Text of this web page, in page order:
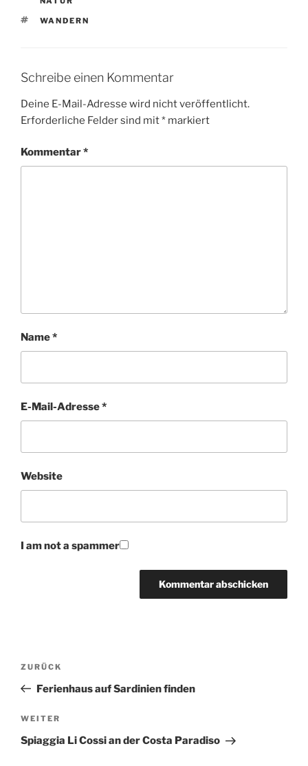
SCHLAGWÖRTER
WANDERN
Schreibe einen Kommentar
Deine E-Mail-Adresse wird nicht veröffentlicht.
Erforderliche Felder sind mit* markiert
Kommentar*
Name*
E-Mail-Adresse*
Website
I am not a spammer
Beitragsnavigation
Vorheriger
Beitrag
ZURÜCK
Ferienhaus auf Sardinien finden
Nächster
Beitrag
WEITER
Spiaggia Li Cossi an der Costa Paradiso